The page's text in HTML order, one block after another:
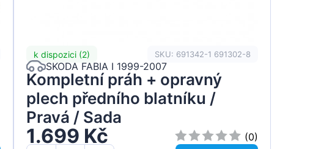
k dispozici (2) SKU: 691342-1 691302-8
SKODA FABIA I 1999-2007
Kompletní práh + opravný
plech předního blatníku /
Pravá / Sada
1.699 Kč
(0)